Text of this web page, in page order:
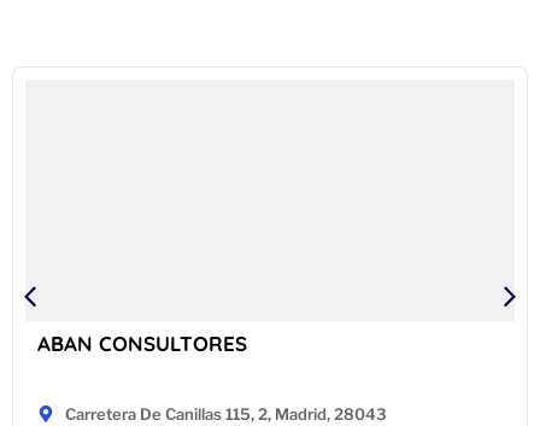
ABAN CONSULTORES
Carretera De Canillas 115, 2, Madrid, 28043